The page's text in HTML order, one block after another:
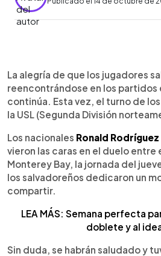
► Escuchar artículo
La alegría de que los jugadores
reencontrándose en los partidos
continúa. Esta vez, el turno de
la USL (Segunda División
Los nacionales Ronald Rodríguez
vieron las caras en el duelo entre
Monterey Bay, la jornada del
los salvadoreños dedicaron un
compartir.
LEA MÁS: Semana perfecta
doblete y al
Sin duda, se habrán saludado y